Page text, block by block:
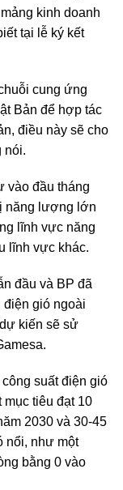
kinh doanh
tại lễ ký kết
cung ứng
Bản để hợp tác
điều này sẽ cho
nói.
vào đầu tháng
năng lượng lớn
lĩnh vực năng
lĩnh vực khác.
đầu và BP đã
gió ngoài
kiến sẽ sử
suất điện gió
mục tiêu đạt 10
2030 và 30-45
nổi, như một
bằng 0 vào